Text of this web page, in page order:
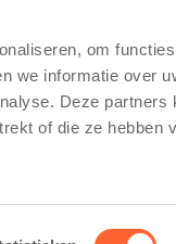
om
we informatie over
Deze partners
of die ze hebben